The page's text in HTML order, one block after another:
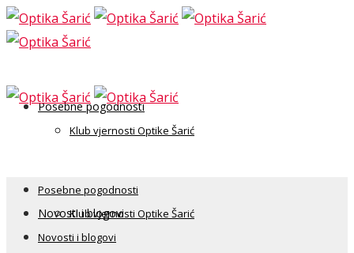
Posebne pogodnosti
Klub vjernosti Optike Šarić
Novosti i blogovi
Posebne pogodnosti
Klub vjernosti Optike Šarić
Novosti i blogovi